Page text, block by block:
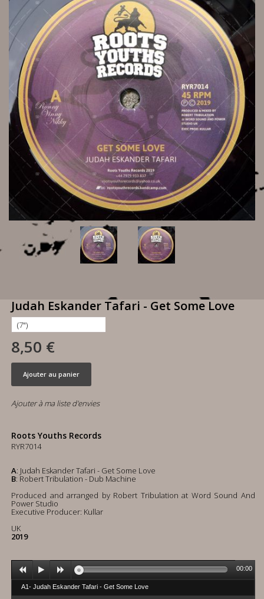
Judah Eskander Tafari - Get Some Love
8,50 €
Ajouter au panier
Ajouter à ma liste d'envies
Roots Youths Records
RYR7014
A: Judah Eskander Tafari - Get Some Love
B: Robert Tribulation - Dub Machine
Produced and arranged by Robert Tribulation at Word Sound And
Power Studio
Executive Producer: Kullar
UK
2019
A1- Judah Eskander Tafari - Get Some Love
00:00